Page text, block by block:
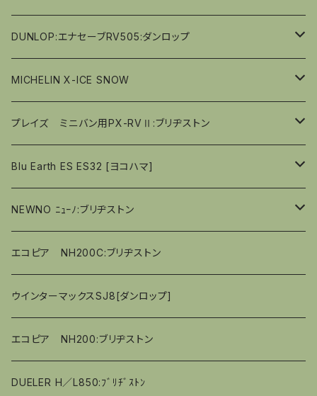
18ｲﾝﾁ
19ｲﾝﾁ
20ｲﾝﾁ
偏平率（％）65
偏平率（％）65
偏平率（％）60
１６ｲﾝﾁ
偏平率（％）65
偏平率（％）60
１７ｲﾝﾁ
偏平率（％）55
偏平率（％）50
１８ｲﾝﾁ
偏平率（％）45
17ｲﾝﾁ
18ｲﾝﾁ
65ｼﾘｰｽﾞ
60ｼﾘｰｽﾞ
16ｲﾝﾁ
65ｼﾘｰｽﾞ
60ｼｰｽﾞ
17ｲﾝﾁ
60ｼﾘｰｽﾞ
55ｼﾘｰｽﾞ
18ｲﾝﾁ
55ｼﾘｰｽﾞ
50ｼﾘｰｽﾞ
14ｲﾝﾁ
偏平率（％）65
15ｲﾝﾁ
偏平率（％）65
偏平率（％）60
16ｲﾝﾁ
偏平率（％）65
偏平率（％）60
17ｲﾝﾁ
偏平率（％）55
偏平率（％）50
18ｲﾝﾁ
偏平率（％）45
DUNLOP:エナセーブRV505:ダンロップ
１４ｲﾝﾁ
偏平率（％）65
１５ｲﾝﾁ
偏平率（％）65
偏平率（％）60
１６ｲﾝﾁ
偏平率（％）65
偏平率（％）60
１７ｲﾝﾁ
偏平率（％）60
偏平率（％）55
１８ｲﾝﾁ
偏平率（％）55
偏平率（％）50
MICHELIN X-ICE SNOW
14ｲﾝﾁ
偏平率（％）70
偏平率（％）65
15ｲﾝﾁ
偏平率（％）65
偏平率（％）60
16ｲﾝﾁ
偏平率（％）65
偏平率（％）60
17ｲﾝﾁ
偏平率（％）60
偏平率（％）55
18ｲﾝﾁ
偏平率（％）60
偏平率（％）55
プレイズ ミニバン用PX-RVⅡ:ブリヂストン
15ｲﾝﾁ
16ｲﾝﾁ
17ｲﾝﾁ
18ｲﾝﾁ
Blu Earth ES ES32 [ヨコハマ]
13ｲﾝﾁ
14ｲﾝﾁ
15ｲﾝﾁ
16ｲﾝﾁ
17ｲﾝﾁ
NEWNO ﾆｭｰﾉ:ブリヂストン
13ｲﾝﾁ
14ｲﾝﾁ
15ｲﾝﾁ
16ｲﾝﾁ
エコピア NH200C:ブリヂストン
ウインターマックスSJ8[ダンロップ]
エコピア NH200:ブリヂストン
DUELER H／L850:ﾌﾞﾘﾁﾞｽﾄﾝ